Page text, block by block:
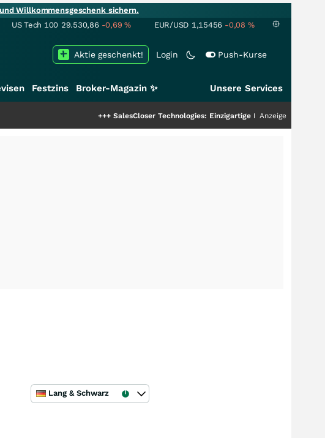
Willkommensgeschenk sichern.
US Tech 100 29.530,86 -0,69% EUR/USD 1,15456 -0,08 %
Login Push-Kurse
Aktie geschenkt!
Festzins Broker-Magazin ✨ Unsere Services
SalesCloser Technologies: Einzigartige Leistung zieht die Top-Dogs an!
Anzeige
Lang & Schwarz